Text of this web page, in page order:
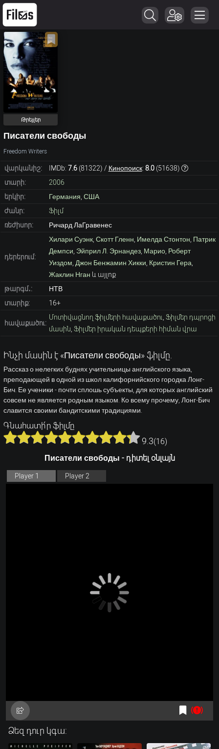
Թրեյլեր
Писатели свободы
Freedom Writers
վարկանիշ: IMDb: 7.6(81322) / Кинопоиск: 8.0(51638)
տարի:
2006
երկիր:
Германия США
ժանր:
Ֆիլմ
ռեժիսոր:
Ричард ЛаГравенес
դերերում:
Хилари Суэнк, Скотт Гленн Имелда Стонтон Патрик
Демпси Эйприл Л. Эрнандез, Марио, Роберт
Уиздом Джон Бенжамин Хикки Кристин Гера
Жаклин Нган և այլոք
թարգմ․:
НТВ
տարիք:
16+
հավաքածու:
Մոտիվացնող ֆիլմերի հավաքածու Ֆիլմեր դպրոցի
մասին Ֆիլմեր իրական դեպքերի հիման վրա
Ինչի մասին է «Писатели свободы» ֆիլմը.
Рассказ о нелегких буднях учительницы английского языка,
преподающей в одной из школ калифорнийского городка Лонг-
Бич. Ее ученики - почти сплошь субъекты, для которых английский
совсем не является родным языком. Ко всему прочему, Лонг-Бич
славится своими бандитскими традициями.
Գնահատի՛ր ֆիլմը
9.3(16)
Писатели свободы - դիտել օնլայն
Player 1 Player 2
Ձեզ դուր կգա: